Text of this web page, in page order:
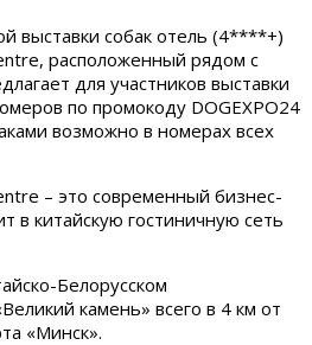
выставки собак отель (4****+)
расположенный рядом с
для участников выставки
по промокоду DOGEXPO24
возможно в номерах всех
– это современный бизнес-
в китайскую гостиничную сеть
Белорусском
камень» всего в 4 км от
«Минск».